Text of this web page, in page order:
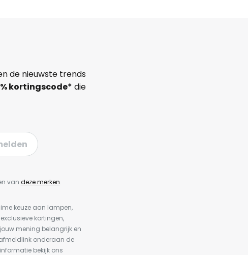
de nieuwste trends
kortingscode* die
van deze merken.
keuze aan lampen,
kortingen,
mening belangrijk en
onderaan de
bekijk ons